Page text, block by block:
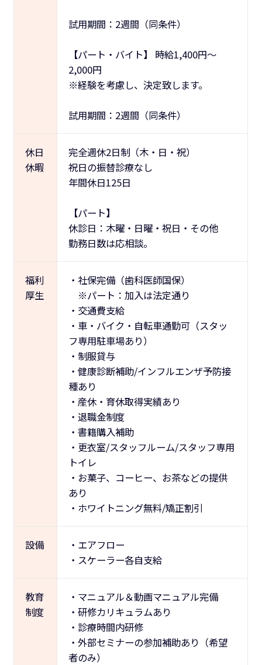
試用期間：2週間（同条件）
【パート・バイト】 時給1,400円〜
2,000円
※経験を考慮し、決定致します。
試用期間：2週間（同条件）
休日
休暇
完全週休2日制（木・日・祝）
祝日の振替診療なし
年間休日125日
【パート】
休診日：木曜・日曜・祝日・その他
勤務日数は応相談。
福利
厚生
・社保完備（歯科医師国保）
※パート：加入は法定通り
・交通費支給
・車・バイク・自転車通勤可（スタッ
フ専用駐車場あり）
・制服貸与
・健康診断補助/インフルエンザ予防接
種あり
・産休・育休取得実績あり
・退職金制度
・書籍購入補助
・更衣室/スタッフルーム/スタッフ専用
トイレ
・お菓子、コーヒー、お茶などの提供
あり
・ホワイトニング無料/矯正割引
設備
・エアフロー
・スケーラー各自支給
教育
制度
・マニュアル＆動画マニュアル完備
・研修カリキュラムあり
・診療時間内研修
・外部セミナーの参加補助あり（希望
者のみ）